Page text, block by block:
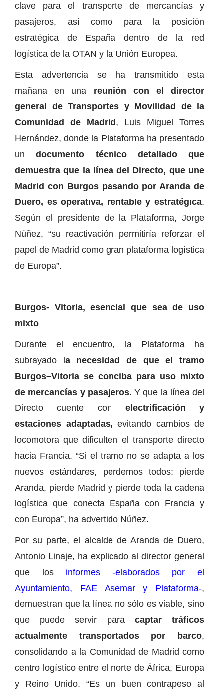
clave para el transporte de mercancías y
pasajeros, así como para la posición
estratégica de España dentro de la red
logística de la OTAN y la Unión Europea.
Esta advertencia se ha transmitido esta
mañana en una reunión con el director
general de Transportes y Movilidad de la
Comunidad de Madrid, Luis Miguel Torres
Hernández, donde la Plataforma ha presentado
undocumento técnico detallado que
demuestra que la línea del Directo, que une
Madrid con Burgos pasando por Aranda de
Duero, es operativa, rentable y estratégica.
Según el presidente de la Plataforma, Jorge
Núñez, “su reactivación permitiría reforzar el
papel de Madrid como gran plataforma logística
de Europa”.
Burgos- Vitoria, esencial que sea de uso
mixto
Durante el encuentro, la Plataforma ha
subrayado la necesidad de que el tramo
Burgos–Vitoria se conciba para uso mixto
de mercancías y pasajeros. Y que la línea del
Directo cuente con electrificación y
estaciones adaptadas, evitando cambios de
locomotora que dificulten el transporte directo
hacia Francia. “Si el tramo no se adapta a los
nuevos estándares, perdemos todos: pierde
Aranda, pierde Madrid y pierde toda la cadena
logística que conecta España con Francia y
con Europa”, ha advertido Núñez.
Por su parte, el alcalde de Aranda de Duero,
Antonio Linaje, ha explicado al director general
que los informes -elaborados por el
Ayuntamiento, FAE Asemar y Plataforma-,
demuestran que la línea no sólo es viable, sino
que puede servir para captar tráficos
actualmente transportados por barco,
consolidando a la Comunidad de Madrid como
centro logístico entre el norte de África, Europa
y Reino Unido. “Es un buen contrapeso al